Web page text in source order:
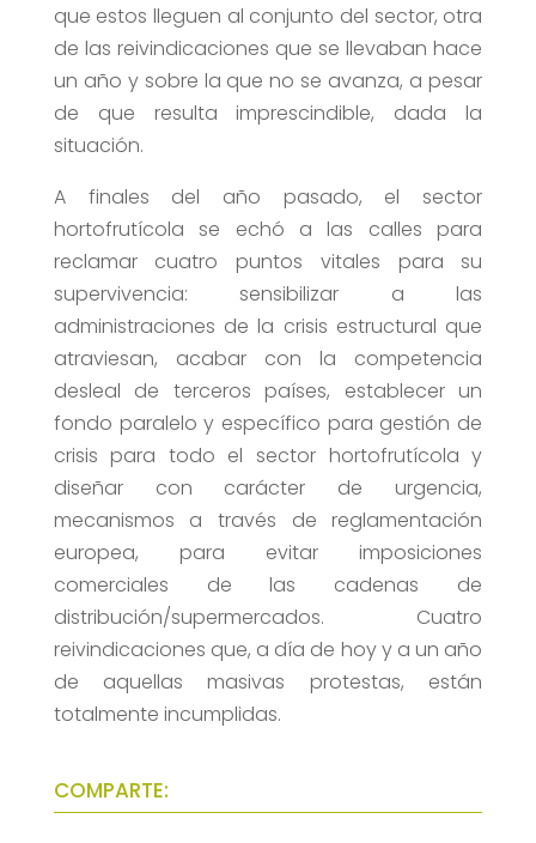
que estos lleguen al conjunto del sector, otra
de las reivindicaciones que se llevaban hace
un año y sobre la que no se avanza, a pesar
de que resulta imprescindible, dada la
situación.
A finales del año pasado, el sector
hortofrutícola se echó a las calles para
reclamar cuatro puntos vitales para su
supervivencia: sensibilizar a las
administraciones de la crisis estructural que
atraviesan, acabar con la competencia
desleal de terceros países, establecer un
fondo paralelo y específico para gestión de
crisis para todo el sector hortofrutícola y
diseñar con carácter de urgencia,
mecanismos a través de reglamentación
europea, para evitar imposiciones
comerciales de las cadenas de
distribución/supermercados. Cuatro
reivindicaciones que, a día de hoy y a un año
de aquellas masivas protestas, están
totalmente incumplidas.
COMPARTE: